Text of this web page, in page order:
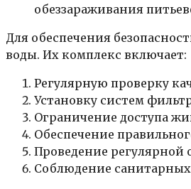
обеззараживания
Для обеспечения
воды. Их комплекс включает:
Регулярную проверку
Установку систем
Ограничение доступа
Обеспечение
Проведение регулярной
Соблюдение